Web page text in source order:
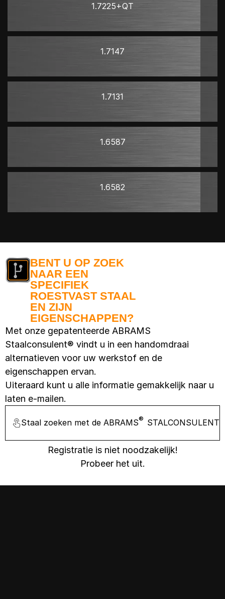
1.7225+QT
1.7147
1.7131
1.6587
1.6582
BENT U OP ZOEK
NAAR EEN
SPECIFIEK
ROESTVAST STAAL
EN ZIJN
EIGENSCHAPPEN?
Met onze gepatenteerde ABRAMS
Staalconsulent® vindt u in een handomdraai
alternatieven voor uw werkstof en de
eigenschappen ervan.
Uiteraard kunt u alle informatie gemakkelijk naar u
laten e-mailen.
Staal zoeken met de ABRAMS® STALCONSULENT
Registratie is niet noodzakelijk!
Probeer het uit.